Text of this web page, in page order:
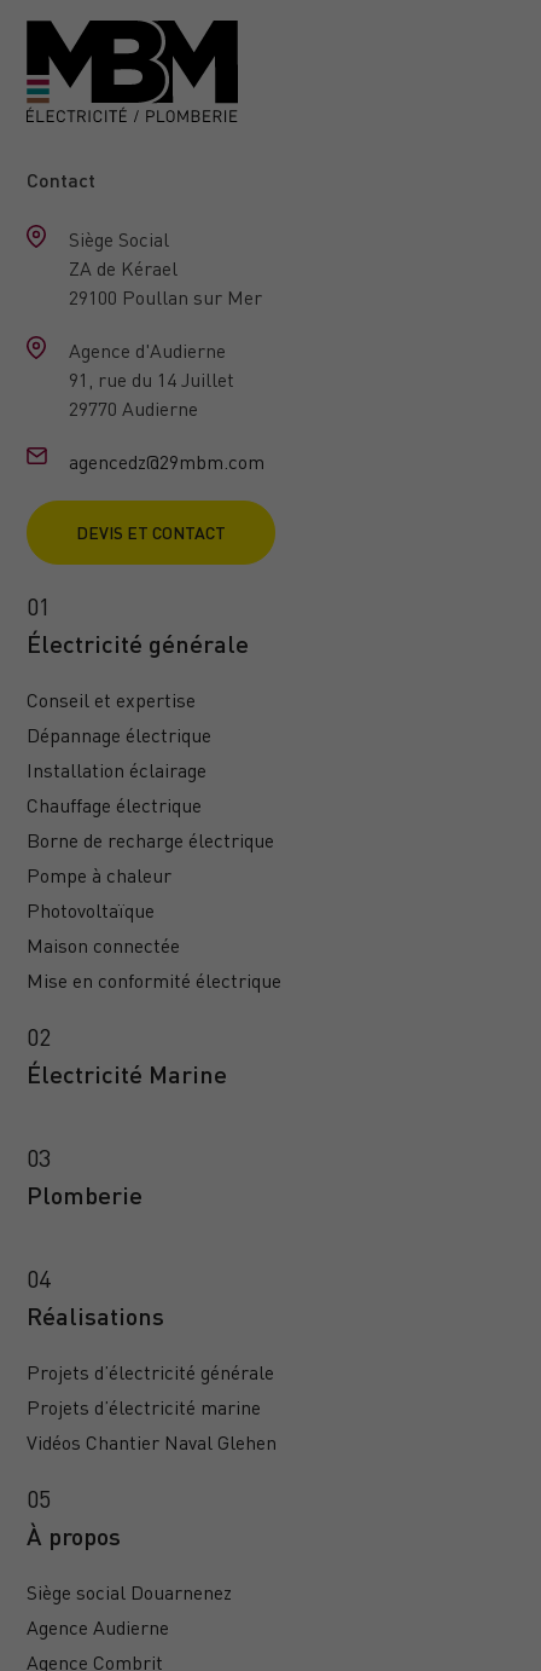
Contact
Siège Social
ZA de Kérael
29100 Poullan sur Mer
Agence d'Audierne
91, rue du 14 Juillet
29770 Audierne
agencedz@29mbm.com
DEVIS ET CONTACT
Électricité générale
Conseil et expertise
Dépannage électrique
Installation éclairage
Chauffage électrique
Borne de recharge électrique
Pompe à chaleur
Photovoltaïque
Maison connectée
Mise en conformité électrique
Électricité Marine
Plomberie
Réalisations
Projets d’électricité générale
Projets d’électricité marine
Vidéos Chantier Naval Glehen
À propos
Siège social Douarnenez
Agence Audierne
Agence Combrit